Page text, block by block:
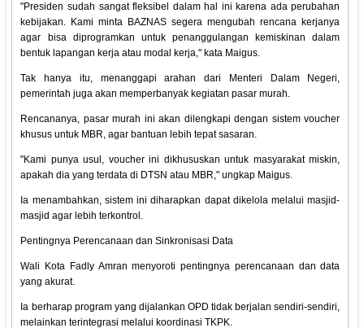
"Presiden sudah sangat fleksibel dalam hal ini karena ada perubahan
kebijakan. Kami minta BAZNAS segera mengubah rencana kerjanya
agar bisa diprogramkan untuk penanggulangan kemiskinan dalam
bentuk lapangan kerja atau modal kerja," kata Maigus.
Tak hanya itu, menanggapi arahan dari Menteri Dalam Negeri,
pemerintah juga akan memperbanyak kegiatan pasar murah.
Rencananya, pasar murah ini akan dilengkapi dengan sistem voucher
khusus untuk MBR, agar bantuan lebih tepat sasaran.
"Kami punya usul, voucher ini dikhususkan untuk masyarakat miskin,
apakah dia yang terdata di DTSN atau MBR," ungkap Maigus.
Ia menambahkan, sistem ini diharapkan dapat dikelola melalui masjid-
masjid agar lebih terkontrol.
Pentingnya Perencanaan dan Sinkronisasi Data
Wali Kota Fadly Amran menyoroti pentingnya perencanaan dan data
yang akurat.
Ia berharap program yang dijalankan OPD tidak berjalan sendiri-sendiri,
melainkan terintegrasi melalui koordinasi TKPK.